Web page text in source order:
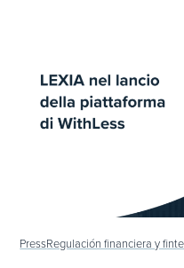
PressRegulación financiera y